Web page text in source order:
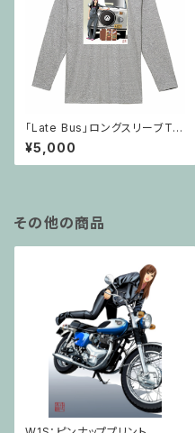
「Late Bus」ロングスリーブTシ
ャツ・杢グレー
¥5,000
その他の商品